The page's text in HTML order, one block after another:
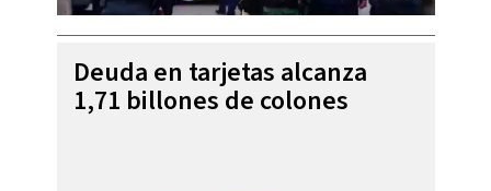
Deuda en tarjetas alcanza
1,71 billones de colones